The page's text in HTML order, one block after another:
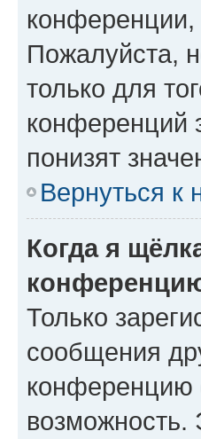
конференции,
Пожалуйста,
только для
конференций
понизят
Вернуться к
Когда я
Только
сообщения
конференцию
возможность.